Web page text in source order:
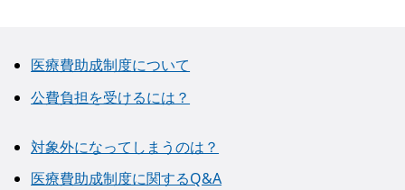
医療費助成制度について
公費負担を受けるには？
対象外になってしまうのは？
医療費助成制度に関するQ&A